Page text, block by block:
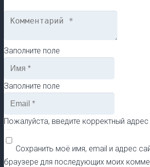
Заполните поле
Заполните поле
Пожалуйста, введите корректный адрес
Сохранить моё имя, email и адрес
браузере для последующих моих